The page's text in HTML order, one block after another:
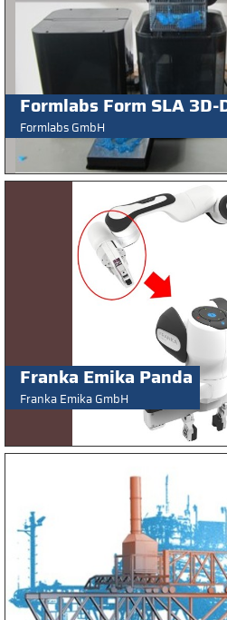
Formlabs Form SLA 3D-
Formlabs GmbH
Franka Emika Panda
Franka Emika GmbH